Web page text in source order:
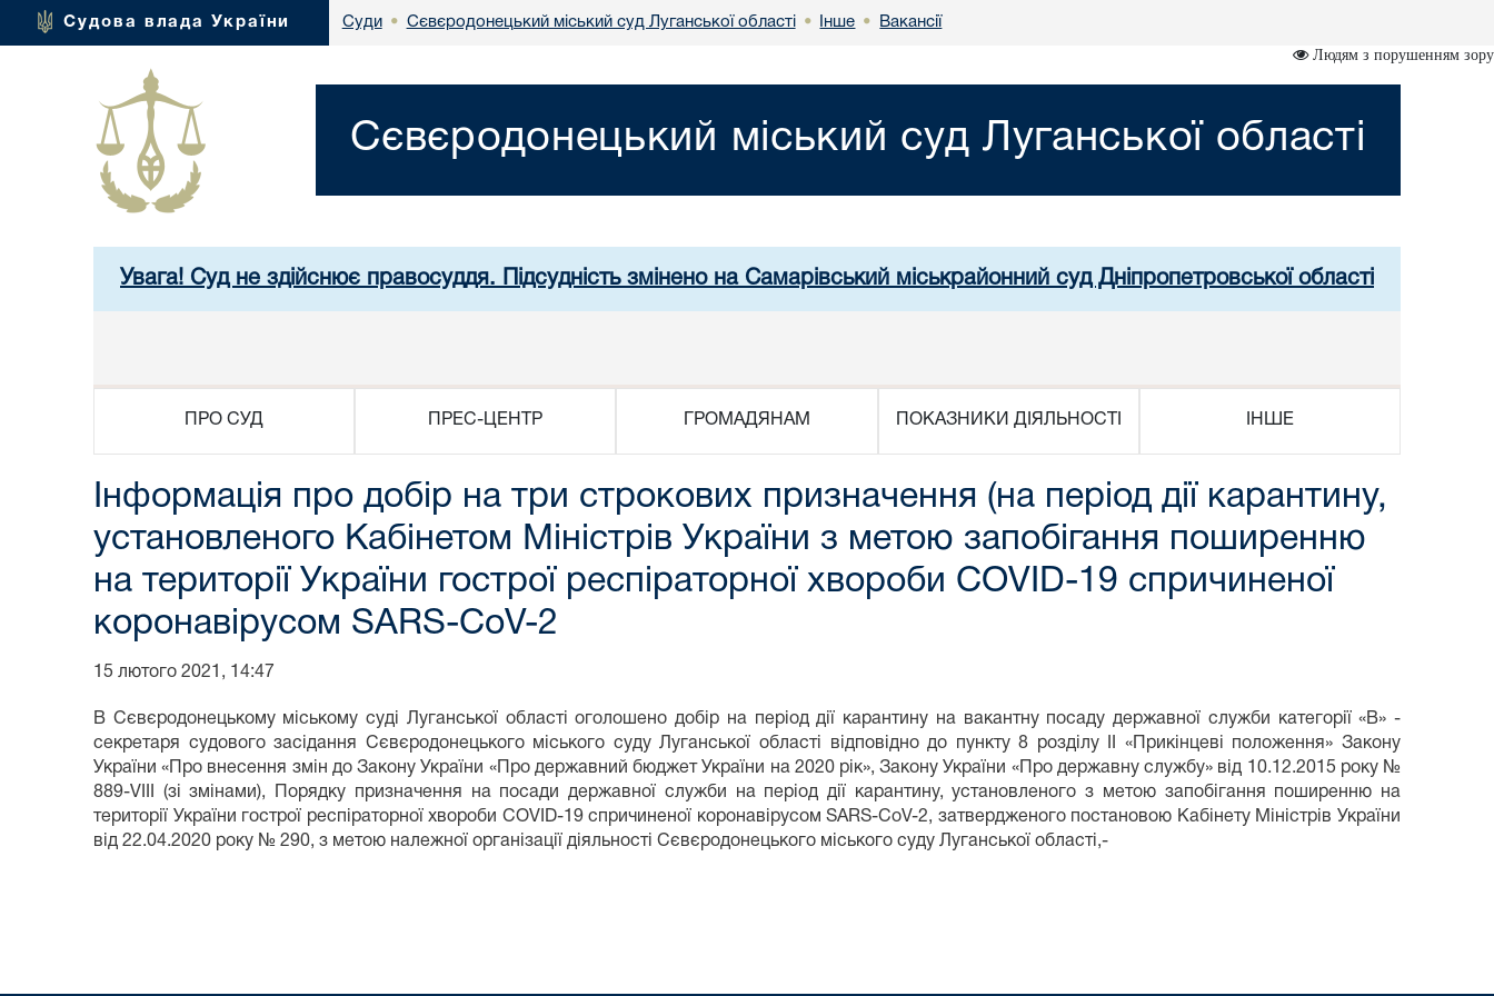
Судова влада України Суди • Сєвєродонецький міський суд Луганської області • Інше • Вакансії
Людям з порушенням зору
Сєвєродонецький міський суд Луганської області
Увага! Суд не здійснює правосуддя. Підсудність змінено на Самарівський міськрайонний суд Дніпропетровської області
ПРО СУД ПРЕС-ЦЕНТР ГРОМАДЯНАМ ПОКАЗНИКИ ДІЯЛЬНОСТІ ІНШЕ
Інформація про добір на три строкових призначення (на період дії карантину,
установленого Кабінетом Міністрів України з метою запобігання поширенню
на території України гострої респіраторної хвороби COVID-19 спричиненої
коронавірусом SARS-CoV-2
15 лютого 2021, 14:47
В Сєвєродонецькому міському суді Луганської області оголошено добір на період дії карантину на вакантну посаду державної служби категорії «В» -
секретаря судового засідання Сєвєродонецького міського суду Луганської області відповідно до пункту 8 розділу ІІ «Прикінцеві положення» Закону
України «Про внесення змін до Закону України «Про державний бюджет України на 2020 рік», Закону України «Про державну службу» від 10.12.2015 року №
889-VІІІ (зі змінами), Порядку призначення на посади державної служби на період дії карантину, установленого з метою запобігання поширенню на
території України гострої респіраторної хвороби COVID-19 спричиненої коронавірусом SARS-CoV-2, затвердженого постановою Кабінету Міністрів України
від 22.04.2020 року № 290, з метою належної організації діяльності Сєвєродонецького міського суду Луганської області,-